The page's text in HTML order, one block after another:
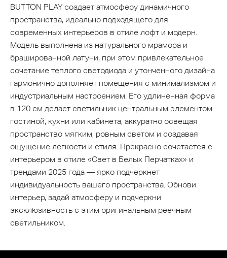
BUTTON PLAY создает атмосферу динамичного
пространства, идеально подходящего для
современных интерьеров в стиле лофт и модерн.
Модель выполнена из натурального мрамора и
брашированной латуни, при этом привлекательное
сочетание теплого светодиода и утонченного дизайна
гармонично дополняет помещения с минимализмом и
индустриальным настроением. Его удлиненная форма
в 120 см делает светильник центральным элементом
гостиной, кухни или кабинета, аккуратно освещая
пространство мягким, ровным светом и создавая
ощущение легкости и стиля. Прекрасно сочетается с
интерьером в стиле «Свет в Белых Перчатках» и
трендами 2025 года — ярко подчеркнет
индивидуальность вашего пространства. Обнови
интерьер, задай атмосферу и подчеркни
эксклюзивность с этим оригинальным реечным
светильником.